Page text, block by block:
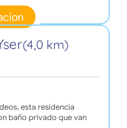
(4,0 km)
esta residencia
baño privado que van